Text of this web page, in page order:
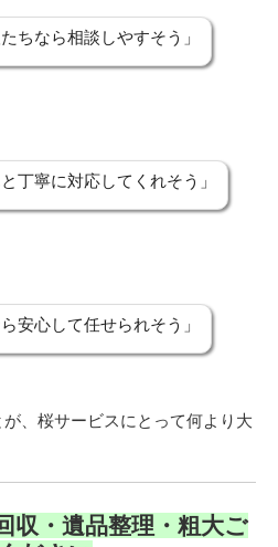
たちなら相談しやすそう」
と丁寧に対応してくれそう」
ら安心して任せられそう」
、桜サービスにとって何より大
収・遺品整理・粗大ご